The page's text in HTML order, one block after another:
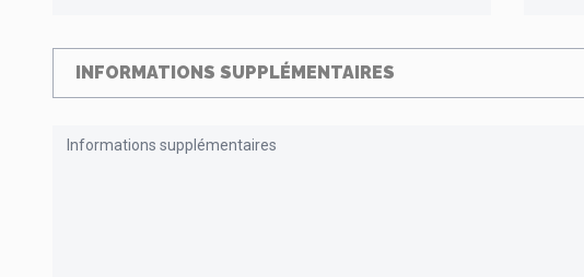
INFORMATIONS SUPPLÉMENTAIRES